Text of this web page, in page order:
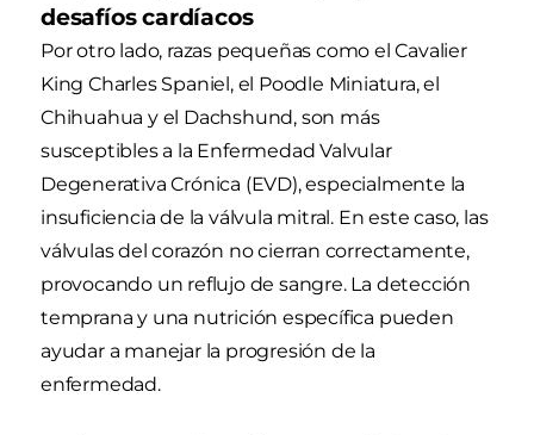
desafíos cardíacos
Por otro lado, razas pequeñas como el Cavalier
King Charles Spaniel, el Poodle Miniatura, el
Chihuahua y el Dachshund, son más
susceptibles a la Enfermedad Valvular
Degenerativa Crónica (EVD), especialmente la
insuficiencia de la válvula mitral. En este caso, las
válvulas del corazón no cierran correctamente,
provocando un reflujo de sangre. La detección
temprana y una nutrición específica pueden
ayudar a manejar la progresión de la
enfermedad.